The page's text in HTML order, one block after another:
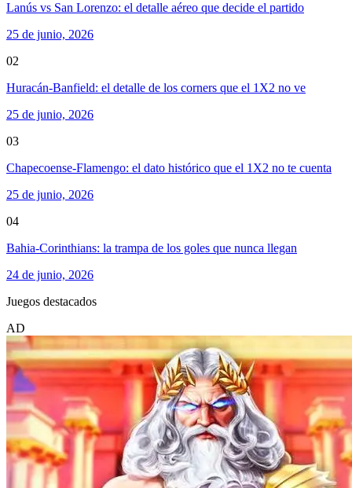
Lanús vs San Lorenzo: el detalle aéreo que decide el partido
25 de junio, 2026
02
Huracán-Banfield: el detalle de los corners que el 1X2 no ve
25 de junio, 2026
03
Chapecoense-Flamengo: el dato histórico que el 1X2 no te cuenta
25 de junio, 2026
04
Bahia-Corinthians: la trampa de los goles que nunca llegan
24 de junio, 2026
Juegos destacados
AD